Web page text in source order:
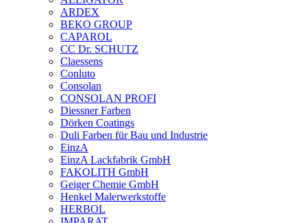
ARDEX
BEKO GROUP
CAPAROL
CC Dr. SCHUTZ
Claessens
Conluto
Consolan
CONSOLAN PROFI
Diessner Farben
Dörken Coatings
Duli Farben für Bau und Industrie
EinzA
EinzA Lackfabrik GmbH
FAKOLITH GmbH
Geiger Chemie GmbH
Henkel Malerwerkstoffe
HERBOL